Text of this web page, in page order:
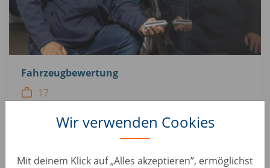
Wir verwenden Cookies
Mit deinem Klick auf „Alles akzeptieren”, ermöglichst
Fahrzeugbewertung
17
Von Audi A1 bis BMW Z8 – als Kfz-Profi sorgst du für eine
einwandfreie optische und technische Begutachtung der
Gebrauchtwagen unserer Kundinnen und Kunden.